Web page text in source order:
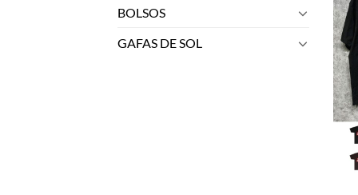
BOLSOS
GAFAS DE SOL